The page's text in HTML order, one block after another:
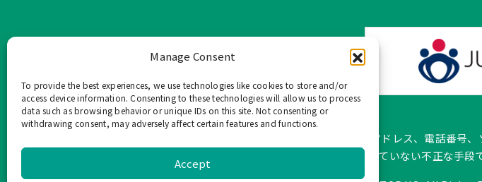
Manage Consent
To provide the best experiences, we use technologies like cookies to store and/or
access device information. Consenting to these technologies will allow us to process
data such as browsing behavior or unique IDs on this site. Not consenting or
withdrawing consent, may adversely affect certain features and functions.
Accept
TOP Group または TOP en Español では、公式メールアドレス、電話番号
このウェブサイトに記載されていない不正な手